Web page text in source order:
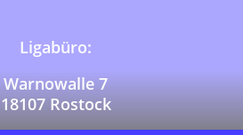
Ligabüro:
Warnowalle 7
18107 Rostock